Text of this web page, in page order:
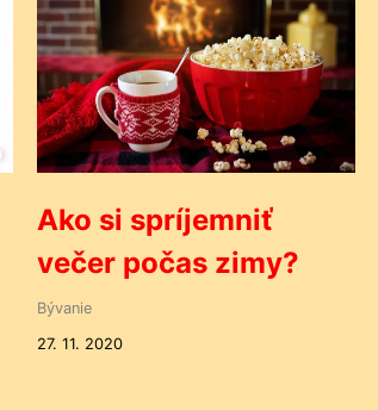
Ako si spríjemniť
večer počas zimy?
Bývanie
27. 11. 2020